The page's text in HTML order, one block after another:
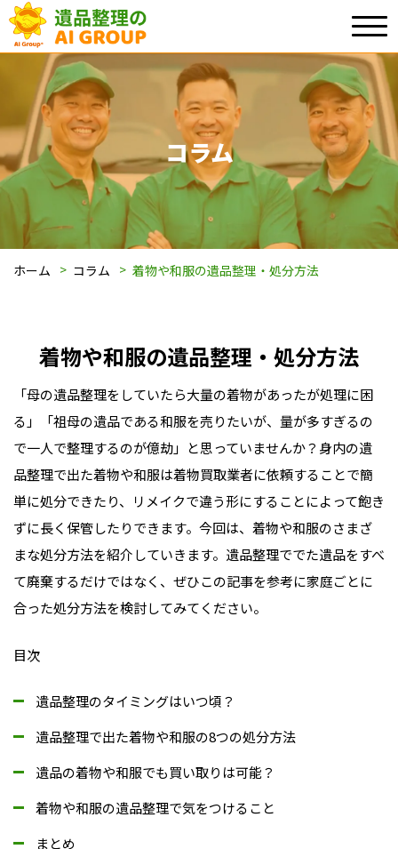
コラム
ホーム コラム 着物や和服の遺品整理・処分方法
着物や和服の遺品整理・処分方法
「母の遺品整理をしていたら大量の着物があったが処理に困
る」「祖母の遺品である和服を売りたいが、量が多すぎるの
で一人で整理するのが億劫」と思っていませんか？身内の遺
品整理で出た着物や和服は着物買取業者に依頼することで簡
単に処分できたり、リメイクで違う形にすることによって飽き
ずに長く保管したりできます。今回は、着物や和服のさまざ
まな処分方法を紹介していきます。遺品整理ででた遺品をすべ
て廃棄するだけではなく、ぜひこの記事を参考に家庭ごとに
合った処分方法を検討してみてください。
目次
遺品整理のタイミングはいつ頃？
遺品整理で出た着物や和服の8つの処分方法
遺品の着物や和服でも買い取りは可能？
着物や和服の遺品整理で気をつけること
まとめ